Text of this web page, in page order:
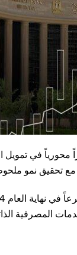
في تمويل
مع تحقيق نمو